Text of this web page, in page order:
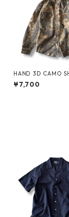
HAND 3D CAMO
arfield Outdoors
¥7,700